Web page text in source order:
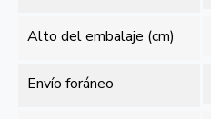
Alto del embalaje (cm)
Envío foráneo